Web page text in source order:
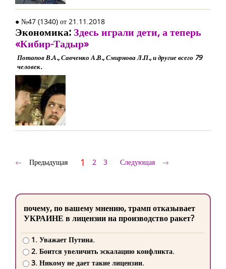
● №47 (1340) от 21.11.2018
Экономика: Здесь играли дети, а теперь
«Кибир-Тадыр»
Потапов В.А., Савченко А.В., Смирнова Л.П., и другие всего 79
человек.
Предыдущая 1 2 3 Следующая
почему, по вашему мнению, трамп отказывает
УКРАИНЕ в лицензии на производство ракет?
1. Уважает Путина.
2. Боится увеличить эскалацию конфликта.
3. Никому не дает такие лицензии.